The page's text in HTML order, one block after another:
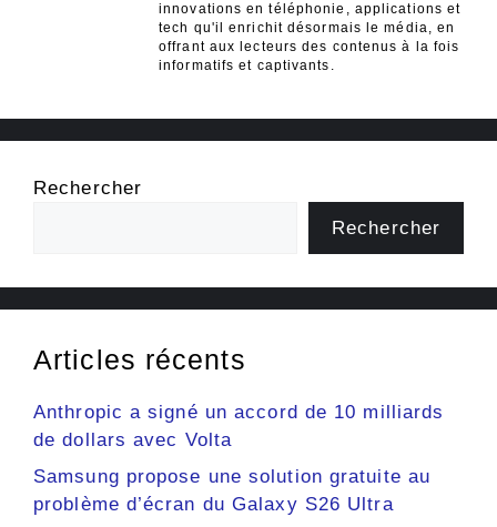
innovations en téléphonie, applications et
tech qu'il enrichit désormais le média, en
offrant aux lecteurs des contenus à la fois
informatifs et captivants.
Rechercher
Rechercher
Articles récents
Anthropic a signé un accord de 10 milliards
de dollars avec Volta
Samsung propose une solution gratuite au
problème d’écran du Galaxy S26 Ultra